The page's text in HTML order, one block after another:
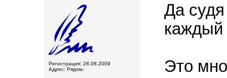
Регистрация: 28.08.2009
Адрес: Рядом.
Да судя
каждый
Это